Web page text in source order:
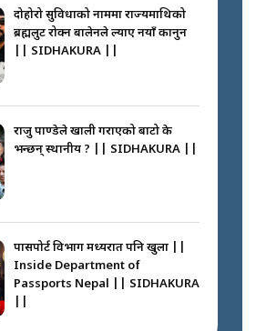
||
आगो निभाउने कि तेल थप्ने ? WHATS
HAPPENING IN MADHESH ? ||
भयो ? के के भयो ? || SUNSARI
CASE || SIDHAKURA || THE
REPORTER ||
दोहोरो सुविधाको नाममा राज्यमाथिको
ब्रह्मलुट रोक्न बालेनले ल्याए नयाँ कानुन
|| SIDHAKURA ||
राजु पाण्डेले खाली गराएको बाटो के
भन्छन् स्थानीय ? || SIDHAKURA ||
पासपोर्ट विभाग मध्यरात पनि खुला ||
Inside Department of
Passports Nepal || SIDHAKURA